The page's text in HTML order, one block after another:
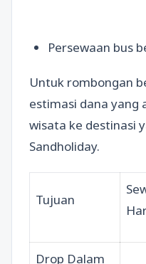
Persewaan bus
Untuk rombongan
estimasi dana yang
wisata ke destinasi
Sandholiday.
Tujuan
Drop Dalam